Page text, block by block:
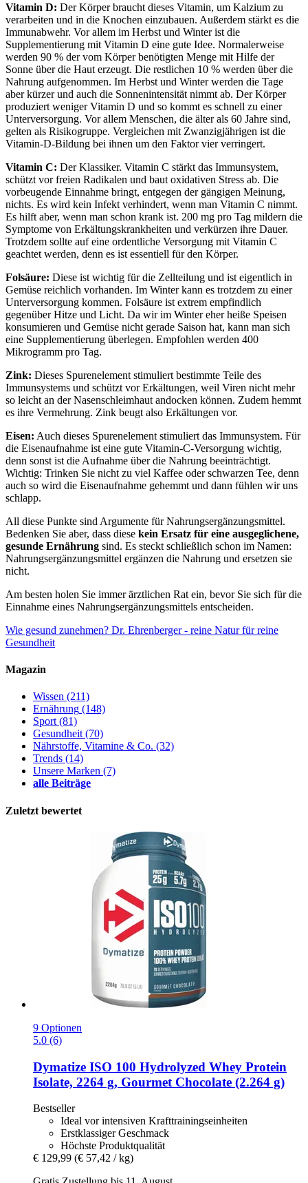
Vitamin D: Der Körper braucht dieses Vitamin, um Kalzium zu
verarbeiten und in die Knochen einzubauen. Außerdem stärkt es die
Immunabwehr. Vor allem im Herbst und Winter ist die
Supplementierung mit Vitamin D eine gute Idee. Normalerweise
werden 90 % der vom Körper benötigten Menge mit Hilfe der
Sonne über die Haut erzeugt. Die restlichen 10 % werden über die
Nahrung aufgenommen. Im Herbst und Winter werden die Tage
aber kürzer und auch die Sonnenintensität nimmt ab. Der Körper
produziert weniger Vitamin D und so kommt es schnell zu einer
Unterversorgung. Vor allem Menschen, die älter als 60 Jahre sind,
gelten als Risikogruppe. Vergleichen mit Zwanzigjährigen ist die
Vitamin-D-Bildung bei ihnen um den Faktor vier verringert.
Vitamin C: Der Klassiker. Vitamin C stärkt das Immunsystem,
schützt vor freien Radikalen und baut oxidativen Stress ab. Die
vorbeugende Einnahme bringt, entgegen der gängigen Meinung,
nichts. Es wird kein Infekt verhindert, wenn man Vitamin C nimmt.
Es hilft aber, wenn man schon krank ist. 200 mg pro Tag mildern die
Symptome von Erkältungskrankheiten und verkürzen ihre Dauer.
Trotzdem sollte auf eine ordentliche Versorgung mit Vitamin C
geachtet werden, denn es ist essentiell für den Körper.
Folsäure: Diese ist wichtig für die Zellteilung und ist eigentlich in
Gemüse reichlich vorhanden. Im Winter kann es trotzdem zu einer
Unterversorgung kommen. Folsäure ist extrem empfindlich
gegenüber Hitze und Licht. Da wir im Winter eher heiße Speisen
konsumieren und Gemüse nicht gerade Saison hat, kann man sich
eine Supplementierung überlegen. Empfohlen werden 400
Mikrogramm pro Tag.
Zink: Dieses Spurenelement stimuliert bestimmte Teile des
Immunsystems und schützt vor Erkältungen, weil Viren nicht mehr
so leicht an der Nasenschleimhaut andocken können. Zudem hemmt
es ihre Vermehrung. Zink beugt also Erkältungen vor.
Eisen: Auch dieses Spurenelement stimuliert das Immunsystem. Für
die Eisenaufnahme ist eine gute Vitamin-C-Versorgung wichtig,
denn sonst ist die Aufnahme über die Nahrung beeinträchtigt.
Wichtig: Trinken Sie nicht zu viel Kaffee oder schwarzen Tee, denn
auch so wird die Eisenaufnahme gehemmt und dann fühlen wir uns
schlapp.
All diese Punkte sind Argumente für Nahrungsergänzungsmittel.
Bedenken Sie aber, dass diese kein Ersatz für eine ausgeglichene,
gesunde Ernährung sind. Es steckt schließlich schon im Namen:
Nahrungsergänzungsmittel ergänzen die Nahrung und ersetzen sie
nicht.
Am besten holen Sie immer ärztlichen Rat ein, bevor Sie sich für die
Einnahme eines Nahrungsergänzungsmittels entscheiden.
Wie gesund zunehmen? Dr. Ehrenberger - reine Natur für reine
Gesundheit
Magazin
Wissen (211)
Ernährung (148)
Sport(81)
Gesundheit(70)
Nährstoffe, Vitamine & Co. (32)
Trends (14)
Unsere Marken (7)
alle Beiträge
Zuletzt bewertet
9 Optionen
5.0 (6)
Dymatize ISO 100 Hydrolyzed Whey Protein
Isolate, 2264 g, Gourmet Chocolate (2.264 g)
Bestseller
Ideal vor intensiven Krafttrainingseinheiten
Erstklassiger Geschmack
Höchste Produktqualität
€ 129,99 (€ 57,42 / kg)